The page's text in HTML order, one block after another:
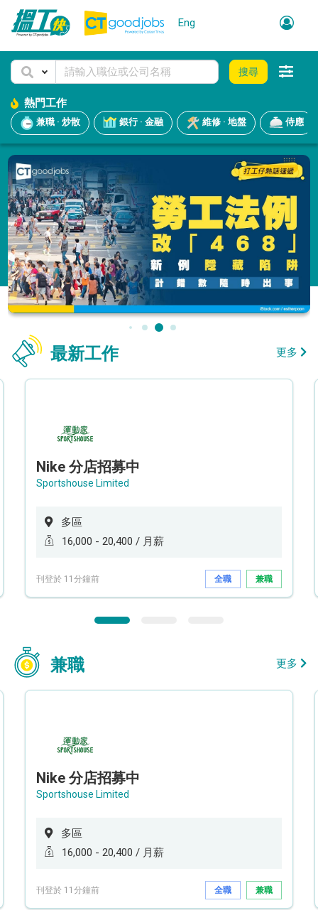
Eng
搜尋
熱門工作
兼職 · 炒散 銀行 · 金融 維修 · 地盤 侍應
最新工作 更多
Nike 分店招募中
Sportshouse Limited
多區
16,000 - 20,400 / 月薪
刊登於 11分鐘前 全職 兼職
兼職 更多
Nike 分店招募中
Sportshouse Limited
多區
16,000 - 20,400 / 月薪
刊登於 11分鐘前 全職 兼職